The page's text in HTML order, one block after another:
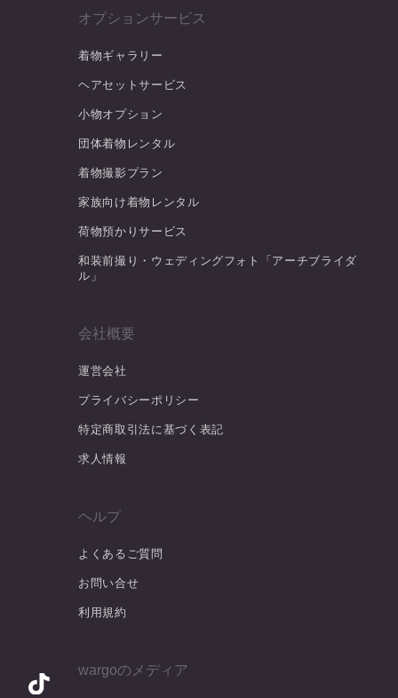
オプションサービス
着物ギャラリー
ヘアセットサービス
小物オプション
団体着物レンタル
着物撮影プラン
家族向け着物レンタル
荷物預かりサービス
和装前撮り・ウェディングフォト「アーチブライダ
ル」
会社概要
運営会社
プライバシーポリシー
特定商取引法に基づく表記
求人情報
ヘルプ
よくあるご質問
お問い合せ
利用規約
wargoのメディア